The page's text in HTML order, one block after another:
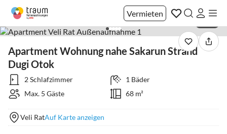
Vermieten
Apartment Wohnung nahe Sakarun Strand
Dugi Otok
2 Schlafzimmer
1 Bäder
Max. 5 Gäste
68 m²
Veli RatAuf Karte anzeigen